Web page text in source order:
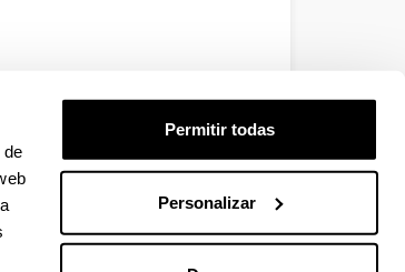
Permitir todas
Personalizar